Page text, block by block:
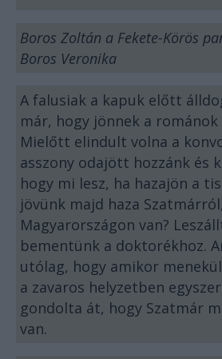
Boros Zoltán a Fekete-Körös
Boros Veronika
A falusiak a kapuk előtt
már, hogy jönnek a románok
Mielőtt elindult volna a
asszony odajött hozzánk és
hogy mi lesz, ha hazajön a
jövünk majd haza
Magyarországon van?
bementünk a doktorékhoz.
utólag, hogy amikor
a zavaros helyzetben
gondolta át, hogy Szatmár
van.